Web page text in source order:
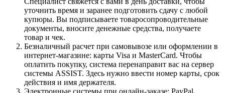
уточнить время и заранее подготовить сдачу с любой
купюры. Вы подписываете товаросопроводительные
документы, вносите денежные средства, получаете
товар и чек.
Безналичный расчет при самовывозе или оформлении в
интернет-магазине: карты Visa и MasterCard. Чтобы
оплатить покупку, система перенаправит вас на сервер
системы ASSIST. Здесь нужно ввести номер карты, срок
действия и имя держателя.